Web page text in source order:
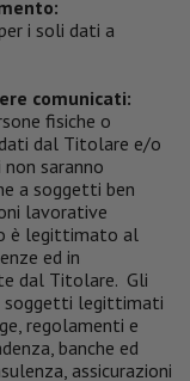
i soli dati a
comunicati:
fisiche o
dal Titolare e/o
saranno
a soggetti ben
lavorative
è legittimato al
ed in
dal Titolare. Gli
soggetti legittimati
regolamenti e
banche ed
assicurazioni